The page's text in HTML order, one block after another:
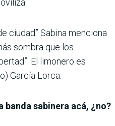
ciudad” Sabina menciona
sombra que los
El limonero es
García Lorca.
banda sabinera acá, ¿no?